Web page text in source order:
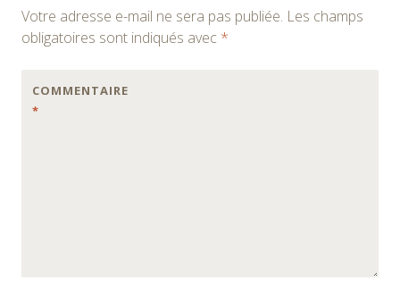
articles
Votre adresse e-mail ne sera pas publiée. Les champs
obligatoires sont indiqués avec *
COMMENTAIRE
*